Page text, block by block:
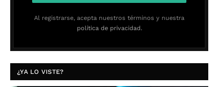
Al registrarse, acepta nuestros términos y nuestra
política de privacidad.
¿YA LO VISTE?